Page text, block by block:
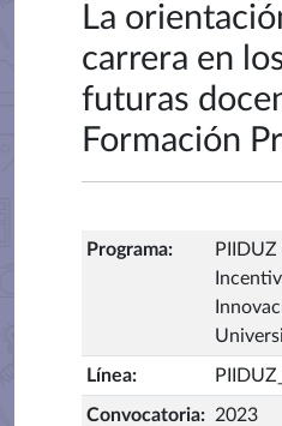
La
carrera en
futuras
Formación
Programa:
PIIDUZ
Línea:
Convocatoria: 2023